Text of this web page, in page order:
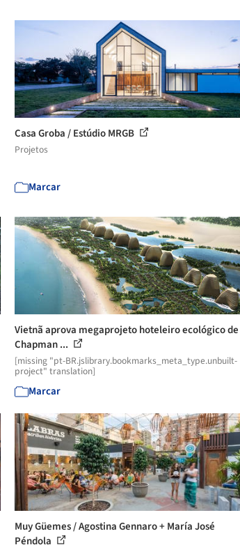
Casa Groba / Estúdio MRGB
Projetos
Marcar
Vietnã aprova megaprojeto hoteleiro ecológico de
Chapman ...
[missing "pt-BR.jslibrary.bookmarks_meta_type.unbuilt-
project" translation]
Marcar
Muy Güemes / Agostina Gennaro + María José
Péndola